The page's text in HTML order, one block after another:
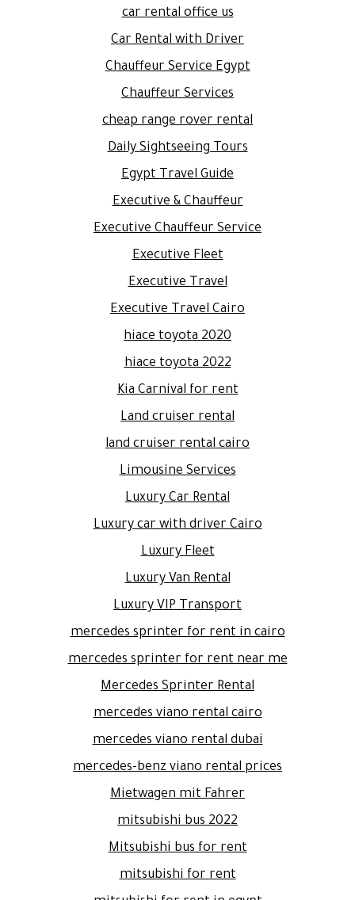
car rental office us
Car Rental with Driver
Chauffeur Service Egypt
Chauffeur Services
cheap range rover rental
Daily Sightseeing Tours
Egypt Travel Guide
Executive & Chauffeur
Executive Chauffeur Service
Executive Fleet
Executive Travel
Executive Travel Cairo
hiace toyota 2020
hiace toyota 2022
Kia Carnival for rent
Land cruiser rental
land cruiser rental cairo
Limousine Services
Luxury Car Rental
Luxury car with driver Cairo
Luxury Fleet
Luxury Van Rental
Luxury VIP Transport
mercedes sprinter for rent in cairo
mercedes sprinter for rent near me
Mercedes Sprinter Rental
mercedes viano rental cairo
mercedes viano rental dubai
mercedes-benz viano rental prices
Mietwagen mit Fahrer
mitsubishi bus 2022
Mitsubishi bus for rent
mitsubishi for rent